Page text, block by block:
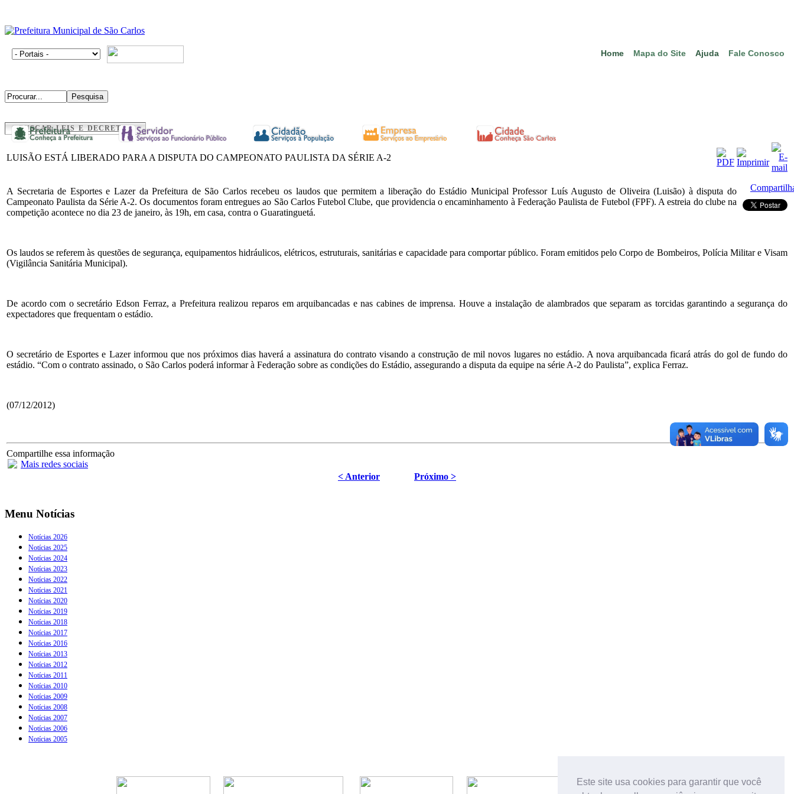
Este site usa cookies para garantir que você
Home Mapa do Site Ajuda Fale Conosco
BUSCAR LEIS E DECRETOS
LUISÃO ESTÁ LIBERADO PARA A DISPUTA DO CAMPEONATO PAULISTA DA SÉRIE A-2
A Secretaria de Esportes e Lazer da Prefeitura de São Carlos recebeu os laudos que permitem a liberação do Estádio Municipal Professor Luís Augusto de Oliveira (Luisão) à disputa do
Campeonato Paulista da Série A-2. Os documentos foram entregues ao São Carlos Futebol Clube, que providencia o encaminhamento à Federação Paulista de Futebol (FPF). A estreia do clube na
competição acontece no dia 23 de janeiro, às 19h, em casa, contra o Guaratinguetá.
Os laudos se referem às questões de segurança, equipamentos hidráulicos, elétricos, estruturais, sanitárias e capacidade para comportar público. Foram emitidos pelo Corpo de Bombeiros, Polícia Militar e Visam
(Vigilância Sanitária Municipal).
De acordo com o secretário Edson Ferraz, a Prefeitura realizou reparos em arquibancadas e nas cabines de imprensa. Houve a instalação de alambrados que separam as torcidas garantindo a segurança do
expectadores que frequentam o estádio.
O secretário de Esportes e Lazer informou que nos próximos dias haverá a assinatura do contrato visando a construção de mil novos lugares no estádio. A nova arquibancada ficará atrás do gol de fundo do
estádio. “Com o contrato assinado, o São Carlos poderá informar à Federação sobre as condições do Estádio, assegurando a disputa da equipe na série A-2 do Paulista”, explica Ferraz.
(07/12/2012)
Compartilhe essa informação
Mais redes sociais
< Anterior
Próximo >
Menu Notícias
Notícias 2026
Notícias 2025
Notícias 2024
Notícias 2023
Notícias 2022
Notícias 2021
Notícias 2020
Notícias 2019
Notícias 2018
Notícias 2017
Notícias 2016
Notícias 2013
Notícias 2012
Notícias 2011
Notícias 2010
Notícias 2009
Notícias 2008
Notícias 2007
Notícias 2006
Notícias 2005